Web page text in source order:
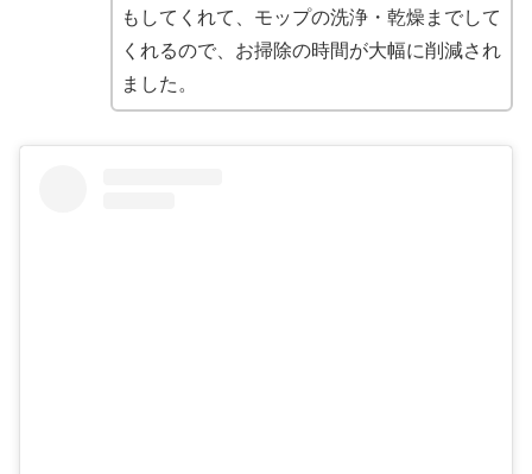
もしてくれて、モップの洗浄・乾燥までして
くれるので、お掃除の時間が大幅に削減され
ました。